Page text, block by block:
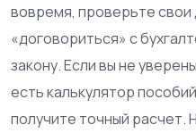
вовремя, проверьте
«договориться» с
закону. Если вы не
есть калькулятор
получите точный расчет.